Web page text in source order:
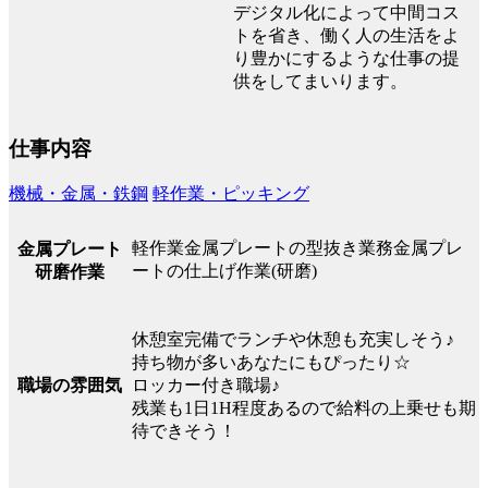
デジタル化によって中間コス
トを省き、働く人の生活をよ
り豊かにするような仕事の提
供をしてまいります。
仕事内容
機械・金属・鉄鋼 軽作業・ピッキング
金属プレート
研磨作業
軽作業金属プレートの型抜き業務金属プレ
ートの仕上げ作業(研磨)
職場の雰囲気
休憩室完備でランチや休憩も充実しそう♪
持ち物が多いあなたにもぴったり☆
ロッカー付き職場♪
残業も1日1H程度あるので給料の上乗せも期
待できそう！